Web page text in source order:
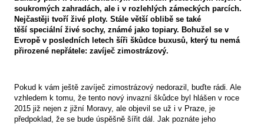
soukromých zahradách, ale i v rozlehlých zámeckých parcích.
Nejčastěji tvoří živé ploty. Stále větší oblibě se také
těší speciální živé sochy, známé jako topiary. Bohužel se v
Evropě v posledních letech šíři škůdce buxusů, který tu nemá
přirozené nepřátele: zavíječ zimostrázový.
Pokud k vám ještě zavíječ zimostrázový nedorazil, buďte rádi. Ale
vzhledem k tomu, že tento nový invazní škůdce byl hlášen v roce
2015 již nejen z jižní Moravy, ale objevil se už i v Praze, je
předpoklad, že se bude úspěšně šířit dál. Jak poznáte jeho